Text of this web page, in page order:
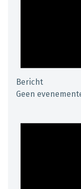
Bericht
Geen